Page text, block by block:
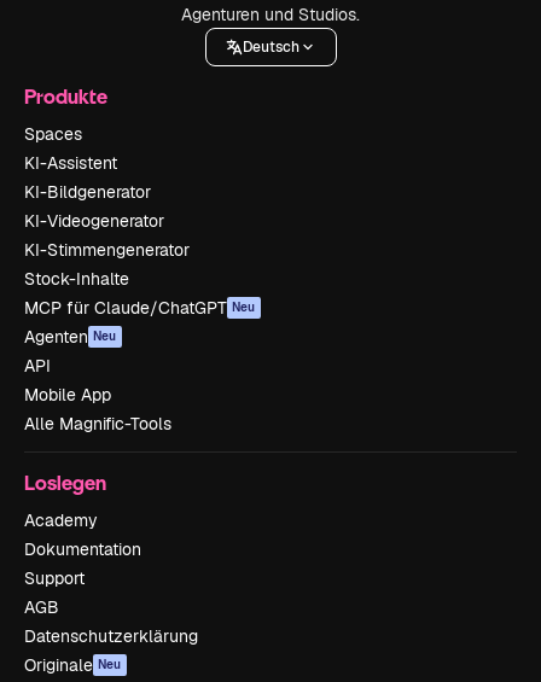
Agenturen und Studios.
Deutsch
Produkte
Spaces
KI-Assistent
KI-Bildgenerator
KI-Videogenerator
KI-Stimmengenerator
Stock-Inhalte
MCP für Claude/ChatGPT Neu
Agenten Neu
API
Mobile App
Alle Magnific-Tools
Loslegen
Academy
Dokumentation
Support
AGB
Datenschutzerklärung
Originale Neu